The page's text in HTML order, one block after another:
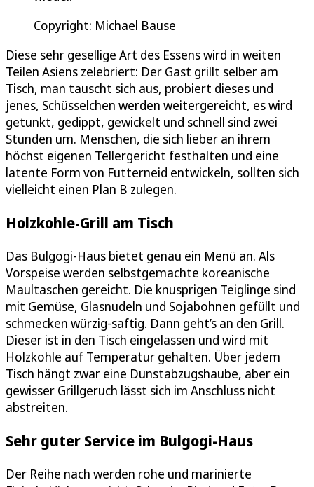
Copyright: Michael Bause
Diese sehr gesellige Art des Essens wird in weiten
Teilen Asiens zelebriert: Der Gast grillt selber am
Tisch, man tauscht sich aus, probiert dieses und
jenes, Schüsselchen werden weitergereicht, es wird
getunkt, gedippt, gewickelt und schnell sind zwei
Stunden um. Menschen, die sich lieber an ihrem
höchst eigenen Tellergericht festhalten und eine
latente Form von Futterneid entwickeln, sollten sich
vielleicht einen Plan B zulegen.
Holzkohle-Grill am Tisch
Das Bulgogi-Haus bietet genau ein Menü an. Als
Vorspeise werden selbstgemachte koreanische
Maultaschen gereicht. Die knusprigen Teiglinge sind
mit Gemüse, Glasnudeln und Sojabohnen gefüllt und
schmecken würzig-saftig. Dann geht’s an den Grill.
Dieser ist in den Tisch eingelassen und wird mit
Holzkohle auf Temperatur gehalten. Über jedem
Tisch hängt zwar eine Dunstabzugshaube, aber ein
gewisser Grillgeruch lässt sich im Anschluss nicht
abstreiten.
Sehr guter Service im Bulgogi-Haus
Der Reihe nach werden rohe und marinierte